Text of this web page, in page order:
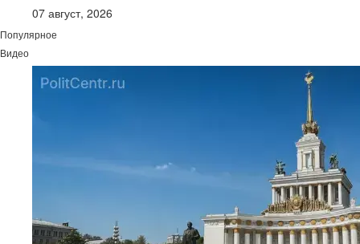
07 август, 2026
Популярное
Видео